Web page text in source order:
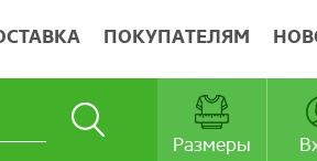
ПОКУПАТЕЛЯМ
Размеры